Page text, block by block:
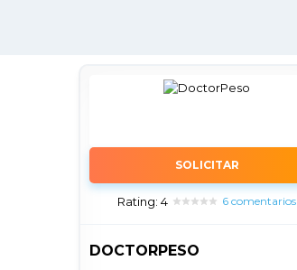
SOLICITAR
Rating: 4 6 comentarios
DOCTORPESO